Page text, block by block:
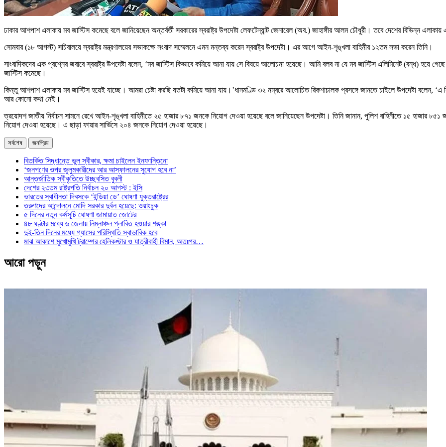
ঢাকার আশপাশ এলাকায় মব জাস্টিস কমেছে বলে জানিয়েছেন অন্তর্বর্তী সরকারের স্বরাষ্ট্র উপদেষ্টা লেফটেন্যান্ট জেনারেল (অব.) জাহাঙ্গীর আলম চৌধুরী। তবে দেশের বিভিন্ন
সোমবার (১৮ আগস্ট) সচিবালয়ে স্বরাষ্ট্র মন্ত্রণালয়ের সভাকক্ষে সংবাদ সম্মেলনে এমন মন্তব্য করেন স্বরাষ্ট্র উপদেষ্টা। এর আগে আইন-শৃঙ্খলা বাহিনীর ১২তম সভা করেন তিনি।
সাংবাদিকদের এক প্রশ্নের জবাবে স্বরাষ্ট্র উপদেষ্টা বলেন, ‘মব জাস্টিস কিভাবে কমিয়ে আনা যায় সে বিষয়ে আলোচনা হয়েছে। আমি বলব না যে মব জাস্টিস এলিমিনেট (বন্ধ) হয়ে
জাস্টিস কমেছে।
কিন্তু আশপাশ এলাকায় মব জাস্টিস হয়েই যাচ্ছে। আমরা চেষ্টা করছি যতটা কমিয়ে আনা যায়।’ধানমণ্ডি ৩২ নম্বরে আলোচিত রিকশাচালক প্রসঙ্গে জানতে চাইলে উপদেষ্টা বলেন,
আর কোনো কথা নেই।
ত্রয়োদশ জাতীয় নির্বাচন সামনে রেখে আইন-শৃঙ্খলা বাহিনীতে ২৫ হাজার ৮৭১ জনকে নিয়োগ দেওয়া হয়েছে বলে জানিয়েছেন উপদেষ্টা। তিনি জানান, পুলিশ বাহিনীতে ১৫ হাজার
নিয়োগ দেওয়া হয়েছে। এ ছাড়া ফায়ার সার্ভিসে ২০৪ জনকে নিয়োগ দেওয়া হয়েছে।
সর্বশেষ জনপ্রিয়
বিতর্কিত সিদ্ধান্তে ভুল স্বীকার, ক্ষমা চাইলেন ইনফান্তিনো
‘জনগণের ওপর জুলুমকারীদের আর আস্ফালনের সুযোগ হবে না’
আন্তর্জাতিক স্বীকৃতিতে উচ্ছ্বসিত বুবলী
দেশের ২৩তম রাষ্ট্রপতি নির্বাচন ২০ আগস্ট : ইসি
ভারতের স্বাধীনতা দিবসকে ‘ইন্ডিয়া ডে’ ঘোষণা যুক্তরাষ্ট্রের
তরুণদের আন্দোলনে মোদি সরকার দুর্বল হয়েছে: ওয়াংচুক
৫ দিনের নতুন কর্মসূচি ঘোষণা জামায়াত জোটের
৪৮ ঘণ্টার মধ্যে ৬ জেলায় নিম্নাঞ্চল প্লাবিত হওয়ার শঙ্কা
দুই-তিন দিনের মধ্যে গ্যাসের পরিস্থিতি স্বাভাবিক হবে
মাঝ আকাশে মুখোমুখি ট্রাম্পের হেলিকপ্টার ও যাত্রীবাহী বিমান, অতঃপর…
আরো পড়ুন